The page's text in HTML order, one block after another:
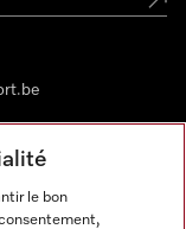
le bon